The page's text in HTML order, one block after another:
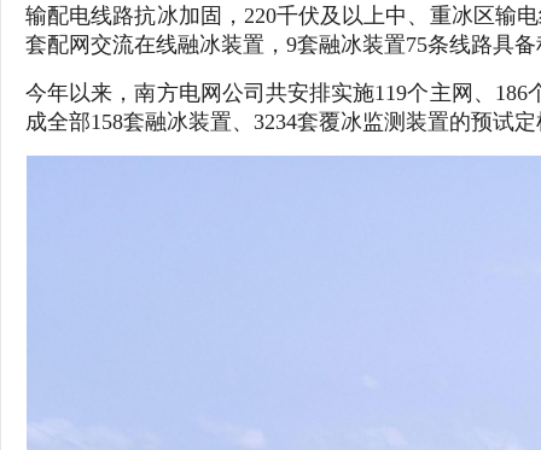
输配电线路抗冰加固，220千伏及以上中、重冰区输
套配网交流在线融冰装置，9套融冰装置75条线路具
今年以来，南方电网公司共安排实施119个主网、
成全部158套融冰装置、3234套覆冰监测装置的预试